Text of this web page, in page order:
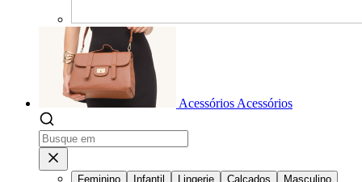
Acessórios Acessórios
Feminino Infantil Lingerie Calçados
Masculino